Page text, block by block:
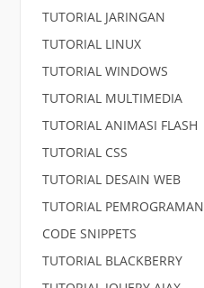
TUTORIAL JARINGAN
TUTORIAL LINUX
TUTORIAL WINDOWS
TUTORIAL MULTIMEDIA
TUTORIAL ANIMASI FLASH
TUTORIAL CSS
TUTORIAL DESAIN WEB
TUTORIAL PEMROGRAMAN
CODE SNIPPETS
TUTORIAL BLACKBERRY